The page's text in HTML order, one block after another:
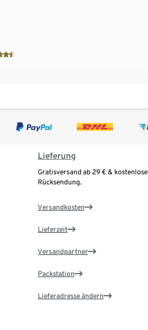
Lieferung
Gratisversand ab 29 € & kostenlose
Rücksendung.
Versandkosten
Lieferzeit
Versandpartner
Packstation
Lieferadresse ändern